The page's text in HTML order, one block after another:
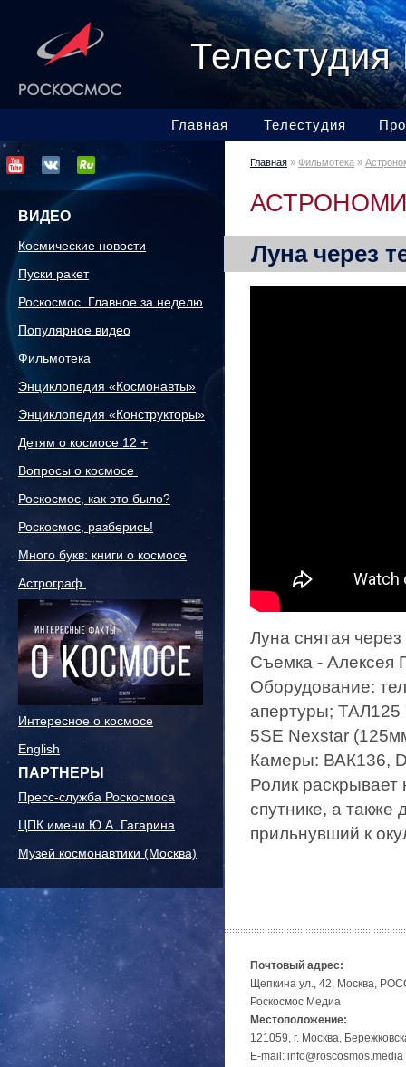
Главная Телестудия
ВИДЕО
Космические новости
Пуски ракет
Роскосмос. Главное за неделю
Популярное видео
Фильмотека
Энциклопедия «Космонавты»
Энциклопедия «Конструкторы»
Детям о космосе 12 +
Вопросы о космосе
Роскосмос, как это было?
Роскосмос, разберись!
Много букв: книги о космосе
Астрограф
Интересное о космосе
English
ПАРТНЕРЫ
Пресс-служба Роскосмоса
ЦПК имени Ю.А. Гагарина
Музей космонавтики (Москва)
Главная » Фильмотека »
Луна через
Луна снятая
Съемка - Алексея
Оборудование:
апертуры; ТАЛ125
5SE Nexstar
Камеры: ВАК136,
Ролик
спутнике, а также
прильнувший к
Почтовый адрес:
Щепкина ул., 42, Москва,
Роскосмос Медиа
Местоположение:
121059, г. Москва,
E-mail: info@roscosmos.media